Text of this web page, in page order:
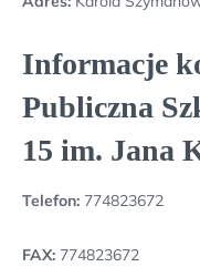
Informacje
Publiczna
15 im. Jana
Telefon: 774823672
FAX: 774823672